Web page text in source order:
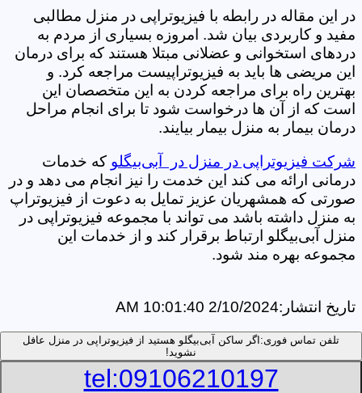
در این مقاله در رابطه با فیزیوتراپی در منزل مطالبی
مفید و کاربردی بیان شد. امروزه بسیاری از مردم به
دردهای استخوانی و عضلانی مبتلا هستند که برای درمان
این مریضی ها باید به فیزیوتراپیست مراجعه کرد. و
بهترین راه برای مراجعه کردن به این متخصصان این
است که از آن ها درخواست شود تا برای انجام مراحل
درمان بیمار به منزل بیمار بیایند.
شرکت فیزیوتراپی در منزل در آبی‌بیگلو که خدمات
درمانی ارائه می کند این خدمت را نیز انجام می دهد و در
صورتی که همشهریان عزیز تمایل به دعوت از فیزیوتراپ
به منزل داشته باشد می تواند با مجموعه فیزیوتراپی در
منزل آبی‌بیگلو ارتباط برقرار کند و از خدمات این
مجموعه بهره مند شود.
تاریخ انتشار:2/10/2024 10:01:40 AM
تلفن تماس فوری: اگر ساکن آبی‌بیگلو هستید از فیزیوتراپی در منزل عافل
نشوید!
tel:09106210197